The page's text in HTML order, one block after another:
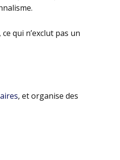
, ce qui n’exclut pas un
, et organise des